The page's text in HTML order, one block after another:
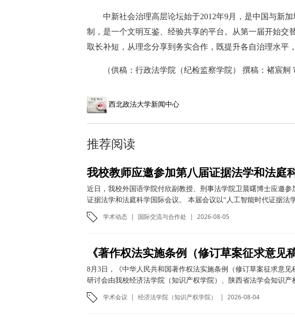
中新社会治理高层论坛始于2012年9月，是中国与新
制，是一个文明互鉴、经验共享的平台。从第一届开始交
取长补短，从理念分享到务实合作，既提升各自治理水平
（供稿：行政法学院（纪检监察学院） 撰稿：褚宸舸
西北政法大学新闻中心
推荐阅读
我校教师应邀参加第八届证据法学和法庭
近日，我校外国语学院付欣副教授、刑事法学院卫晨曙博士应邀
证据法学和法庭科学国际会议。 本届会议以“人工智能时代证据法
学术动态 | 国际交流与合作处 | 2026-08-05
8月3日，《中华人民共和国著作权法实施条例（修订草案征求意见
研讨会由我校经济法学院（知识产权学院）、陕西省法学会知识产
学术会议 | 经济法学院（知识产权学院） | 2026-08-04